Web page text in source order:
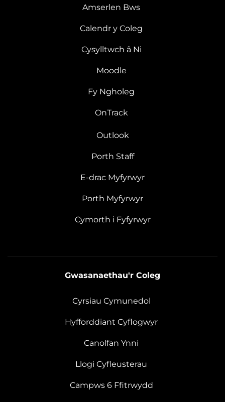
Amserlen Bws
Calendr y Coleg
Cysylltwch â Ni
Moodle
Fy Ngholeg
OnTrack
Outlook
Porth Staff
E-drac Myfyrwyr
Porth Myfyrwyr
Cymorth i Fyfyrwyr
Gwasanaethau'r Coleg
Cyrsiau Cymunedol
Hyfforddiant Cyflogwyr
Canolfan Ynni
Llogi Cyfleusterau
Campws 6 Ffitrwydd